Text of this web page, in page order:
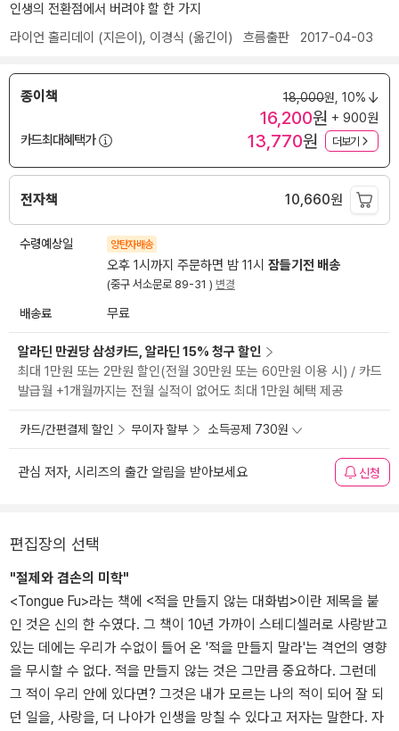
인생의 전환점에서 버려야 할 한 가지
라이언 홀리데이 (지은이), 이경식 (옮긴이) 흐름출판 2017-04-03
종이책 18,000원, 10%
16,200원 + 900원
카드최대혜택가
13,770원 더보기
전자책 10,660원
수령예상일 양탄자배송
오후 1시까지 주문하면 밤 11시 잠들기전 배송
(중구 서소문로 89-31 ) 변경
배송료 무료
알라딘 만권당 삼성카드, 알라딘 15% 청구 할인
최대 1만원 또는 2만원 할인(전월 30만원 또는 60만원 이용 시) / 카드
발급월 +1개월까지는 전월 실적이 없어도 최대 1만원 혜택 제공
카드/간편결제 할인 무이자 할부 소득공제 730원
관심 저자, 시리즈의 출간 알림을 받아보세요 신청
편집장의 선택
"절제와 겸손의 미학"
<Tongue Fu>라는 책에 <적을 만들지 않는 대화법>이란 제목을 붙
인 것은 신의 한 수였다. 그 책이 10년 가까이 스테디셀러로 사랑받고
있는 데에는 우리가 수없이 들어 온 '적을 만들지 말라'는 격언의 영향
을 무시할 수 없다. 적을 만들지 않는 것은 그만큼 중요하다. 그런데
그 적이 우리 안에 있다면? 그것은 내가 모르는 나의 적이 되어 잘 되
던 일을, 사랑을, 더 나아가 인생을 망칠 수 있다고 저자는 말한다. 자